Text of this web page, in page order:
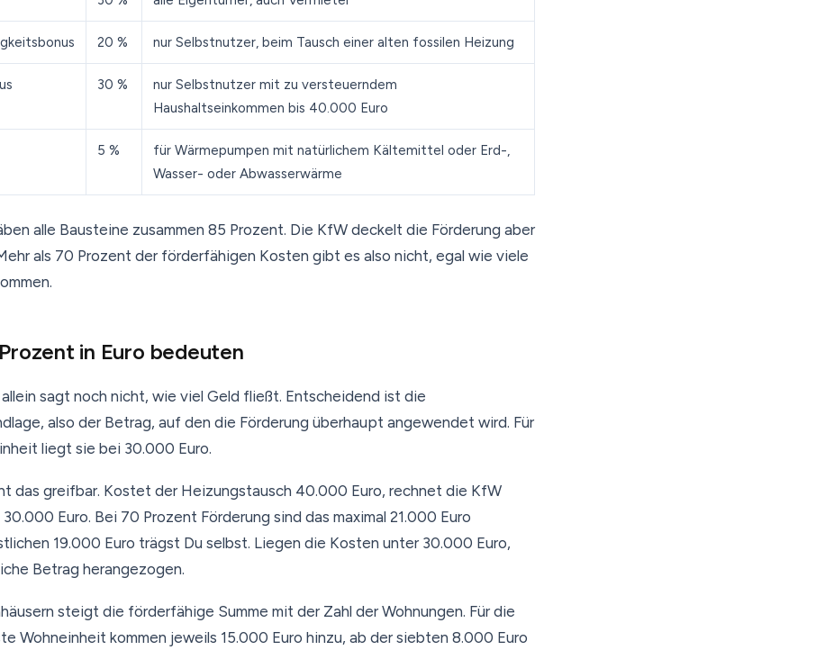
20 % nur Selbstnutzer, beim Tausch einer alten fossilen Heizung
30 %
nur Selbstnutzer mit zu versteuerndem
Haushaltseinkommen bis 40.000 Euro
5 %
für Wärmepumpen mit natürlichem Kältemittel oder Erd-,
Wasser- oder Abwasserwärme
alle Bausteine zusammen 85 Prozent. Die KfW deckelt die Förderung aber
als 70 Prozent der förderfähigen Kosten gibt es also nicht, egal wie viele
in Euro bedeuten
sagt noch nicht, wie viel Geld fließt. Entscheidend ist die
also der Betrag, auf den die Förderung überhaupt angewendet wird. Für
liegt sie bei 30.000 Euro.
das greifbar. Kostet der Heizungstausch 40.000 Euro, rechnet die KfW
Euro. Bei 70 Prozent Förderung sind das maximal 21.000 Euro
19.000 Euro trägst Du selbst. Liegen die Kosten unter 30.000 Euro,
Betrag herangezogen.
steigt die förderfähige Summe mit der Zahl der Wohnungen. Für die
Wohneinheit kommen jeweils 15.000 Euro hinzu, ab der siebten 8.000 Euro